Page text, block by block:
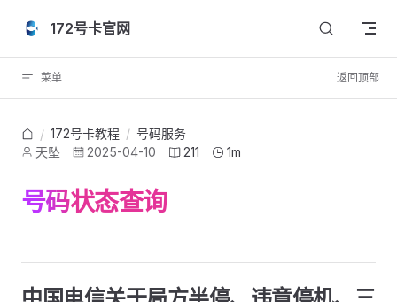
Skip to content
172号卡官网
菜单 返回顶部
/ 172号卡教程 / 号码服务
天坠
2025-04-10 211 1m
号码状态查询